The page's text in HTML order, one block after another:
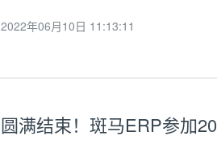
道。2.获取速卖通三大行业策略，最新
2022年06月10日 11:13:11
圆满结束！斑马ERP参加